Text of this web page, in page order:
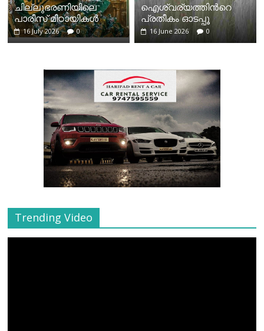
ചില്ലുഭരണിയിലെ
പാരീസ് മിഠായികള്‍
16 July 2026 0
ഐശ്വര്യത്തിന്‍റെ
പ്രതീകം ഓടപ്പൂ
16 June 2026 0
Trending Video